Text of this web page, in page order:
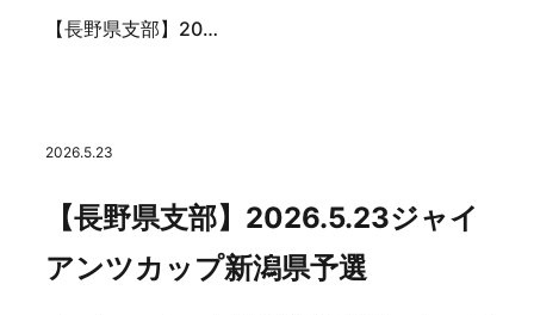
【長野県支部】2026.5.23ジャイアンツカップ新潟県予選
2026.5.23
【長野県支部】2026.5.23ジャイ
アンツカップ新潟県予選